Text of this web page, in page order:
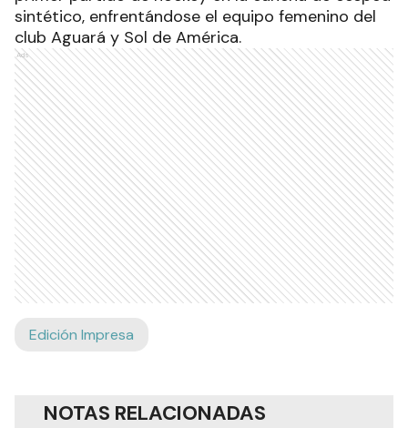
sintético, enfrentándose el equipo femenino del
club Aguará y Sol de América.
Ads
Edición Impresa
NOTAS RELACIONADAS